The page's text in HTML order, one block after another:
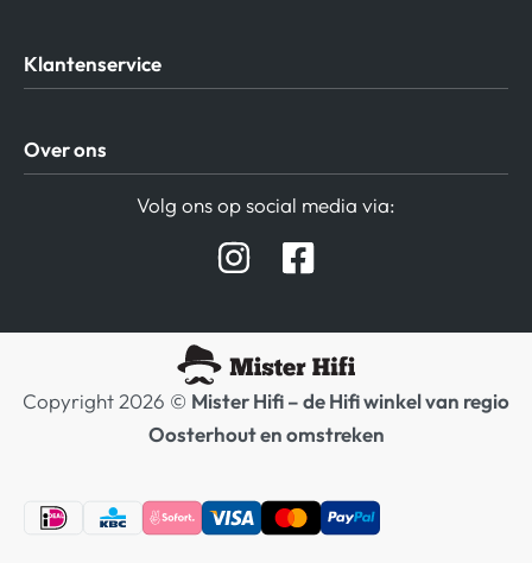
Klantenservice
Privacy beleid
Verzending / Retour
Afspraak Demoruimte
Over ons
Hifi winkel Raamsdonksveer
Volg ons op social media via:
Copyright 2026 © Mister Hifi – de Hifi winkel van regio
Oosterhout en omstreken